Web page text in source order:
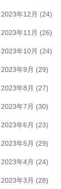
2023年12月 (24)
2023年11月 (26)
2023年10月 (24)
2023年9月 (29)
2023年8月 (27)
2023年7月 (30)
2023年6月 (23)
2023年5月 (29)
2023年4月 (24)
2023年3月 (28)